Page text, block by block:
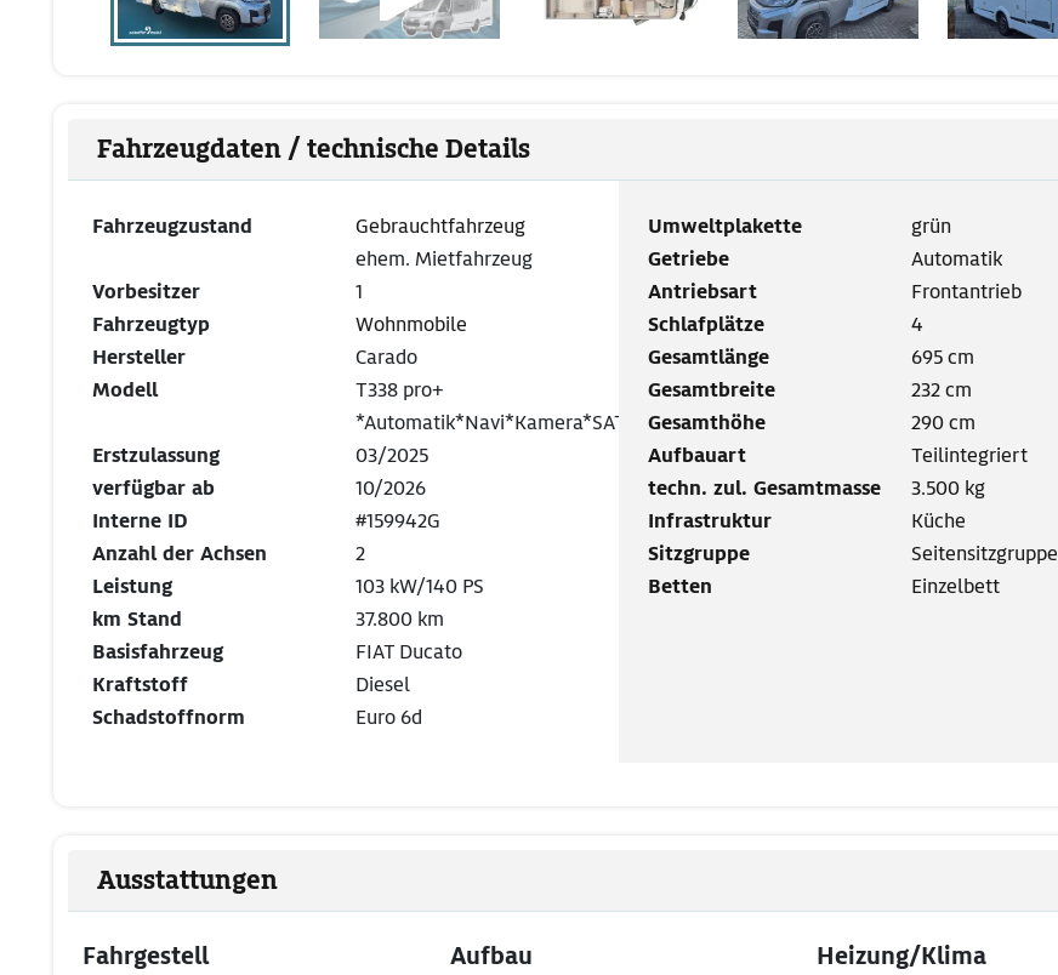
Fahrzeugdaten / technische Details
Fahrzeugzustand
Gebrauchtfahrzeug
ehem. Mietfahrzeug
Vorbesitzer
1
Fahrzeugtyp
Wohnmobile
Hersteller
Carado
Modell
T338 pro+
*Automatik*Navi*Kamera*SAT*
Erstzulassung
03/2025
verfügbar ab
10/2026
Interne ID
#159942G
Anzahl der Achsen
2
Leistung
103 kW/140 PS
km Stand
37.800 km
Basisfahrzeug
FIAT Ducato
Kraftstoff
Diesel
Schadstoffnorm
Euro 6d
Umweltplakette
grün
Getriebe
Automatik
Antriebsart
Frontantrieb
Schlafplätze
4
Gesamtlänge
695 cm
Gesamtbreite
232 cm
Gesamthöhe
290 cm
Aufbauart
Teilintegriert
techn. zul. Gesamtmasse
3.500 kg
Infrastruktur
Küche
Sitzgruppe
Seitensitzgruppe
Betten
Einzelbett
Ausstattungen
Fahrgestell Aufbau Heizung/Klima